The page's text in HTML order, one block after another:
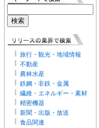
旅行・観光・地域情報
不動産
農林水産
鉄鋼・非鉄・金属
繊維・エネルギー・素材
精密機器
新聞・出版・放送
食品関連